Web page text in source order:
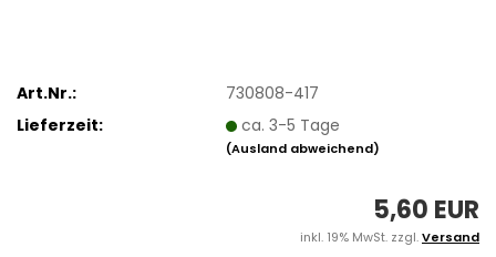
Art.Nr.:
730808-417
Lieferzeit:
ca. 3-5 Tage
(Ausland abweichend)
5,60 EUR
inkl. 19% MwSt. zzgl.Versand